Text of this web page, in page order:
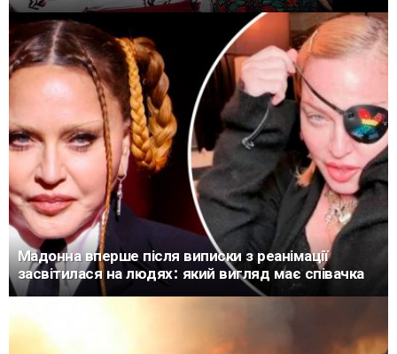
Мадонна вперше після виписки з реанімації
засвітилася на людях: який вигляд має співачка